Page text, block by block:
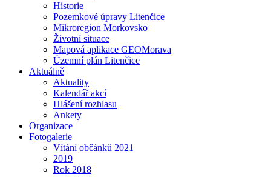
Historie
Pozemkové úpravy Litenčice
Mikroregion Morkovsko
Životní situace
Mapová aplikace GEOMorava
Územní plán Litenčice
Aktuálně
Aktuality
Kalendář akcí
Hlášení rozhlasu
Ankety
Organizace
Fotogalerie
Vítání občánků 2021
2019
Rok 2018